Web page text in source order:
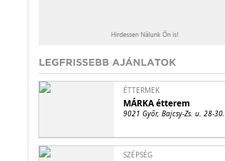
ÉTTERMEK
MÁRKA étterem
9021 Győr, Bajcsy-Zs. u. 28-30.
SZÉPSÉG